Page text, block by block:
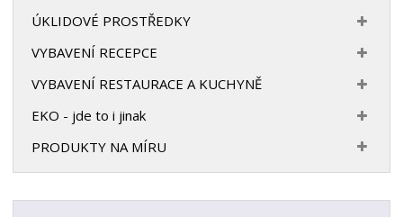
ÚKLIDOVÉ PROSTŘEDKY
VYBAVENÍ RECEPCE
VYBAVENÍ RESTAURACE A KUCHYNĚ
EKO - jde to i jinak
PRODUKTY NA MÍRU